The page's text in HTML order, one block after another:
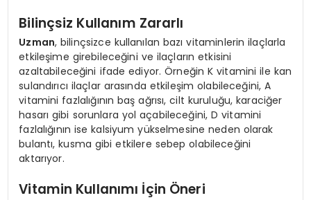
Bilinçsiz Kullanım Zararlı
Uzman, bilinçsizce kullanılan bazı vitaminlerin ilaçlarla
etkileşime girebileceğini ve ilaçların etkisini
azaltabileceğini ifade ediyor. Örneğin K vitamini ile kan
sulandırıcı ilaçlar arasında etkileşim olabileceğini, A
vitamini fazlalığının baş ağrısı, cilt kuruluğu, karaciğer
hasarı gibi sorunlara yol açabileceğini, D vitamini
fazlalığının ise kalsiyum yükselmesine neden olarak
bulantı, kusma gibi etkilere sebep olabileceğini
aktarıyor.
Vitamin Kullanımı İçin Öneri